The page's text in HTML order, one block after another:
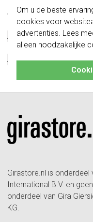
Om u de beste
cookies voor
advertenties. Lees
alleen noodzakelijke
Specificatie
Kleur
Afsluitbaar
Nee
Met klapdeksel
Ja
Afmetingen
Design
Ja
Girastore.nl is onderdeel
International B.V. en
onderdeel van Gira
KG.
schakelwippen zijn
niette combineren
van vóór augustus
Klik hiervoor meer